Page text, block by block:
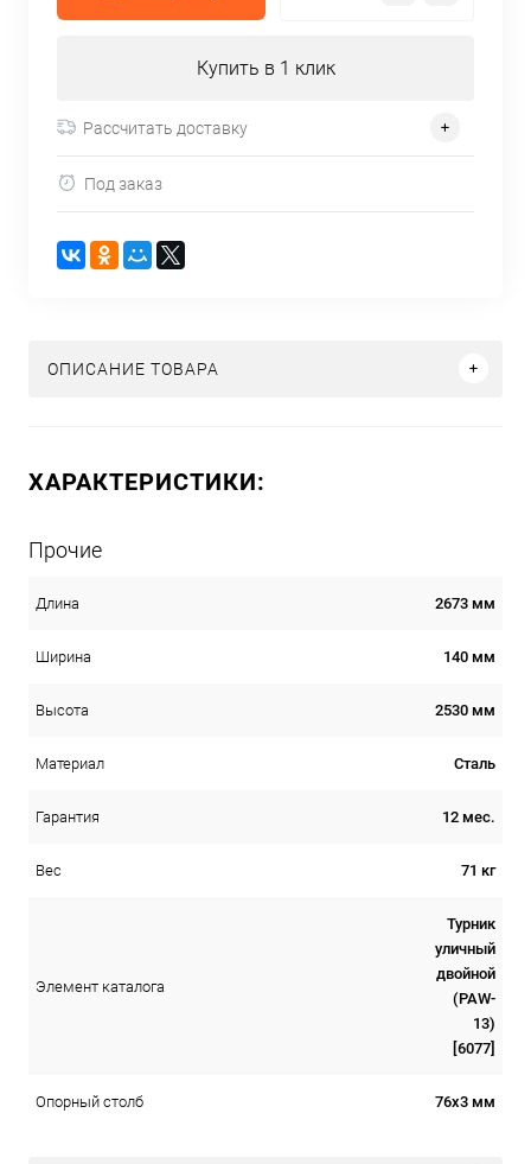
Купить в 1 клик
Рассчитать доставку
Под заказ
ОПИСАНИЕ ТОВАРА
ХАРАКТЕРИСТИКИ:
Прочие
Длина 2673 мм
Ширина 140 мм
Высота 2530 мм
Материал Сталь
Гарантия 12 мес.
Вес 71 кг
Элемент каталога
Турник
уличный
двойной
(PAW-
13)
[6077]
Опорный столб 76х3 мм